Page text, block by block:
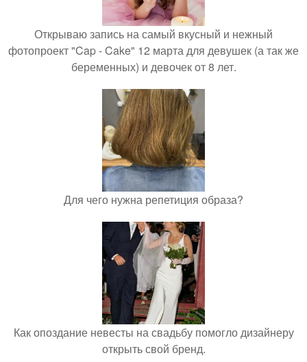
Открываю запись на самый вкусный и нежный
фотопроект "Cap - Cake" 12 марта для девушек (а так же
беременных) и девочек от 8 лет.
Для чего нужна репетиция образа?
Как опоздание невесты на свадьбу помогло дизайнеру
открыть свой бренд.